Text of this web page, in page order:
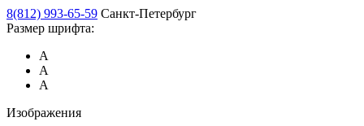
8(812) 993-65-59 Санкт-Петербург
Размер шрифта:
А
А
А
Изображения